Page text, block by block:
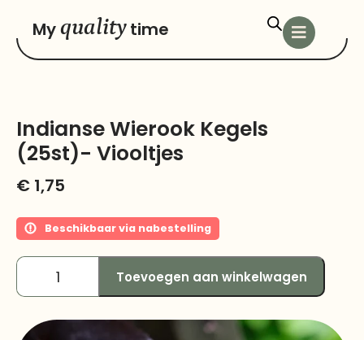
Myquality time
Indianse Wierook Kegels
(25st)- Viooltjes
€ 1,75
Beschikbaar via nabestelling
Toevoegen aan winkelwagen